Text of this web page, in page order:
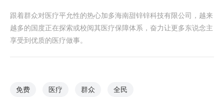
跟着群众对医疗平允性的热心加多海南甜锌锌科技有限公司，越来
越多的国度正在探索或校阅其医疗保障体系，奋力让更多东说念主
享受到优质的医疗做事。
免费 医疗 群众 全民